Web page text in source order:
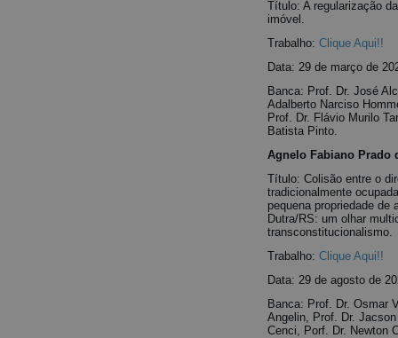
Título: A regularização
imóvel.
Trabalho: Clique Aqui!!
Data: 29 de março de
Banca: Prof. Dr. José
Adalberto Narciso
Prof. Dr. Flávio Murilo
Batista Pinto.
Agnelo Fabiano Prado
Título: Colisão entre o
tradicionalmente
pequena propriedade
Dutra/RS: um olhar
transconstitucionalismo.
Trabalho: Clique Aqui!!
Data: 29 de agosto de
Banca: Prof. Dr. Osmar
Angelin, Prof. Dr.
Cenci, Porf. Dr. Newton